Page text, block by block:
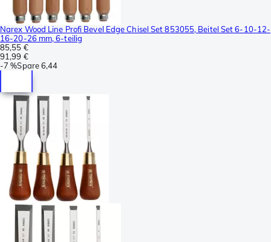
Narex Wood Line Profi Bevel Edge Chisel Set 853055, Beitel Set 6-10-12-
16-20-26 mm, 6-teilig
85,55 €
91,99 €
-7 %Spare6,44